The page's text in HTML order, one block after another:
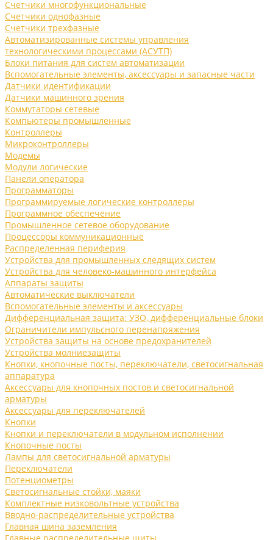
Счетчики многофункциональные
Счетчики однофазные
Счетчики трехфазные
Автоматизированные системы управления
технологическими процессами (АСУТП)
Блоки питания для систем автоматизации
Вспомогательные элементы, аксессуары и запасные части
Датчики идентификации
Датчики машинного зрения
Коммутаторы сетевые
Компьютеры промышленные
Контроллеры
Микроконтроллеры
Модемы
Модули логические
Панели оператора
Программаторы
Программируемые логические контроллеры
Программное обеспечение
Промышленное сетевое оборудование
Процессоры коммуникационные
Распределенная периферия
Устройства для промышленных следящих систем
Устройства для человеко-машинного интерфейса
Аппараты защиты
Автоматические выключатели
Вспомогательные элементы и аксессуары
Дифференциальная защита: УЗО, дифференциальные блоки
Ограничители импульсного перенапряжения
Устройства защиты на основе предохранителей
Устройства молниезащиты
Кнопки, кнопочные посты, переключатели, светосигнальная
аппаратура
Аксессуары для кнопочных постов и светосигнальной
арматуры
Аксессуары для переключателей
Кнопки
Кнопки и переключатели в модульном исполнении
Кнопочные посты
Лампы для светосигнальной арматуры
Переключатели
Потенциометры
Светосигнальные стойки, маяки
Комплектные низковольтные устройства
Вводно-распределительные устройства
Главная шина заземления